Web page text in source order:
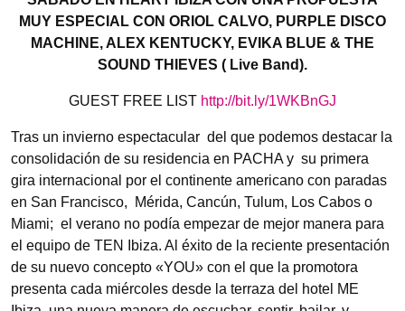
MUY ESPECIAL CON ORIOL CALVO, PURPLE DISCO
MACHINE,ALEX KENTUCKY, EVIKA BLUE & THE
SOUND THIEVES ( Live Band).
GUEST FREE LIST http://bit.ly/1WKBnGJ
Tras un invierno espectacular del que podemos destacar la
consolidación de su residencia en PACHA y su primera
gira internacional por el continente americano con paradas
en San Francisco, Mérida, Cancún, Tulum, Los Cabos o
Miami; el verano no podía empezar de mejor manera para
el equipo de TEN Ibiza. Al éxito de la reciente presentación
de su nuevo concepto «YOU» con el que la promotora
presenta cada miércoles desde la terraza del hotel ME